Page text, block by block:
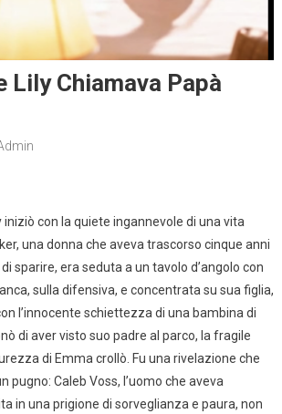
Lily Chiamava Papà
iniziò con la quiete ingannevole di una vita
una donna che aveva trascorso cinque anni
sparire, era seduta a un tavolo d’angolo con
sulla difensiva, e concentrata su sua figlia,
l’innocente schiettezza di una bambina di
di aver visto suo padre al parco, la fragile
di Emma crollò. Fu una rivelazione che
pugno: Caleb Voss, l’uomo che aveva
in una prigione di sorveglianza e paura, non